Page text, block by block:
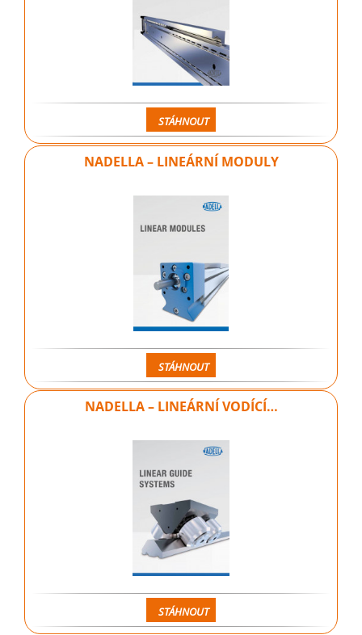
STÁHNOUT
NADELLA – LINEÁRNÍ MODULY
STÁHNOUT
NADELLA – LINEÁRNÍ VODÍCÍ…
STÁHNOUT